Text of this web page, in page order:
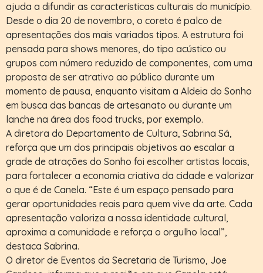
ajuda a difundir as características culturais do município.
Desde o dia 20 de novembro, o coreto é palco de
apresentações dos mais variados tipos. A estrutura foi
pensada para shows menores, do tipo acústico ou
grupos com número reduzido de componentes, com uma
proposta de ser atrativo ao público durante um
momento de pausa, enquanto visitam a Aldeia do Sonho
em busca das bancas de artesanato ou durante um
lanche na área dos food trucks, por exemplo.
A diretora do Departamento de Cultura, Sabrina Sá,
reforça que um dos principais objetivos ao escalar a
grade de atrações do Sonho foi escolher artistas locais,
para fortalecer a economia criativa da cidade e valorizar
o que é de Canela. “Este é um espaço pensado para
gerar oportunidades reais para quem vive da arte. Cada
apresentação valoriza a nossa identidade cultural,
aproxima a comunidade e reforça o orgulho local”,
destaca Sabrina.
O diretor de Eventos da Secretaria de Turismo, Joe